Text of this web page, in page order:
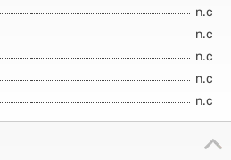
n.c
n.c
n.c
n.c
n.c